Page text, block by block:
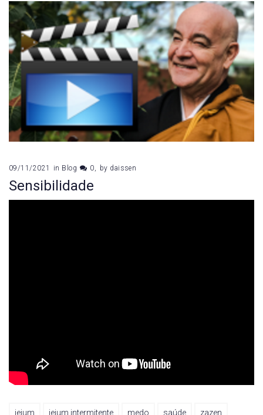
09/11/2021 in Blog 0 by daissen
Sensibilidade
jejum jejum intermitente medo saúde zazen